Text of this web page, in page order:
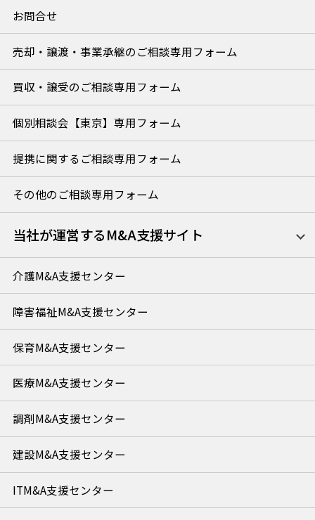
お問合せ
売却・譲渡・事業承継のご相談専用フォーム
買収・譲受のご相談専用フォーム
個別相談会【東京】専用フォーム
提携に関するご相談専用フォーム
その他のご相談専用フォーム
当社が運営するM&A支援サイト
介護M&A支援センター
障害福祉M&A支援センター
保育M&A支援センター
医療M&A支援センター
調剤M&A支援センター
建設M&A支援センター
ITM&A支援センター